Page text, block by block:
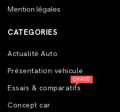
Mention légales
CATEGORIES
Actualité Auto
Présentation vehicule
Essais & comparatifs
CHAUD
Concept car